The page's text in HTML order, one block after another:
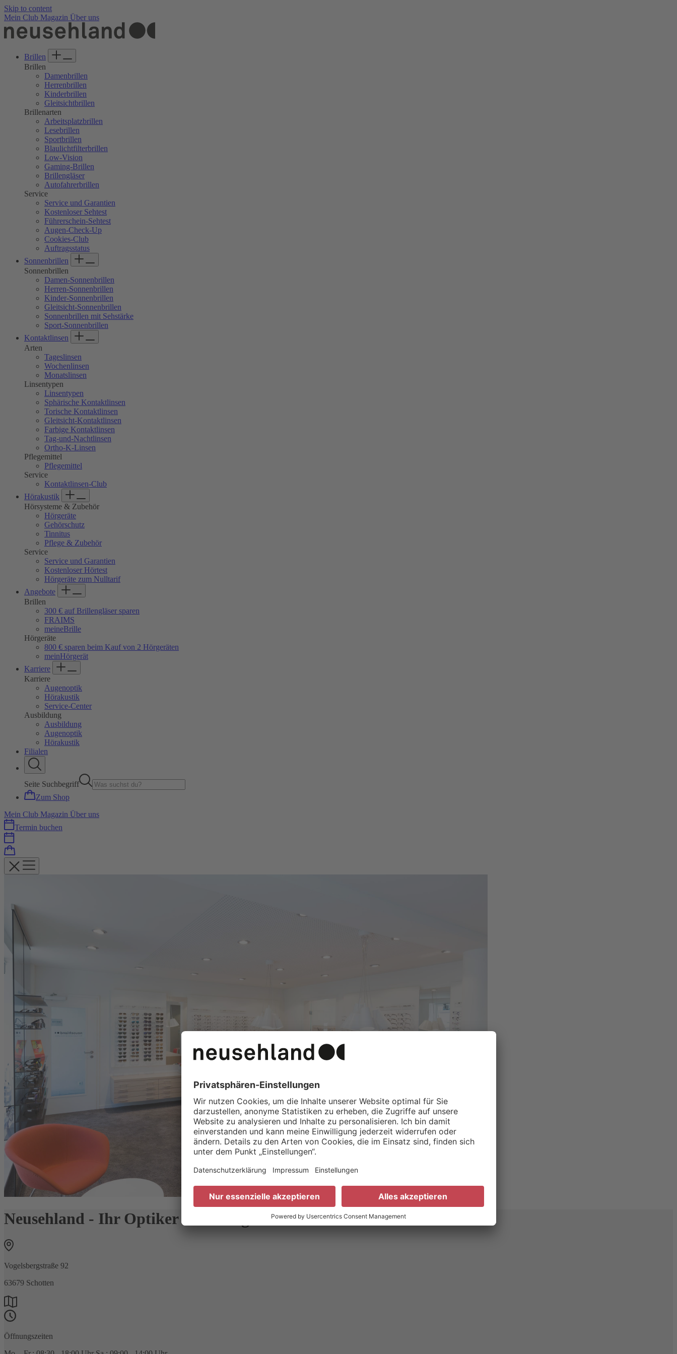
Skip to content
Mein Club Magazin Über uns
Brillen
Brillen
Damenbrillen
Herrenbrillen
Kinderbrillen
Gleitsichtbrillen
Brillenarten
Arbeitsplatzbrillen
Lesebrillen
Sportbrillen
Blaulichtfilterbrillen
Low-Vision
Gaming-Brillen
Brillengläser
Autofahrerbrillen
Service
Service und Garantien
Kostenloser Sehtest
Führerschein-Sehtest
Augen-Check-Up
Cookies-Club
Auftragsstatus
Sonnenbrillen
Sonnenbrillen
Damen-Sonnenbrillen
Herren-Sonnenbrillen
Kinder-Sonnenbrillen
Gleitsicht-Sonnenbrillen
Sonnenbrillen mit Sehstärke
Sport-Sonnenbrillen
Kontaktlinsen
Arten
Tageslinsen
Wochenlinsen
Monatslinsen
Linsentypen
Linsentypen
Sphärische Kontaktlinsen
Torische Kontaktlinsen
Gleitsicht-Kontaktlinsen
Farbige Kontaktlinsen
Tag-und-Nachtlinsen
Ortho-K-Linsen
Pflegemittel
Pflegemittel
Service
Kontaktlinsen-Club
Hörakustik
Hörsysteme & Zubehör
Hörgeräte
Gehörschutz
Tinnitus
Pflege & Zubehör
Service
Service und Garantien
Kostenloser Hörtest
Hörgeräte zum Nulltarif
Angebote
Brillen
300 € auf Brillengläser sparen
FRAIMS
meineBrille
Hörgeräte
800 € sparen beim Kauf von 2 Hörgeräten
meinHörgerät
Karriere
Karriere
Augenoptik
Hörakustik
Service-Center
Ausbildung
Ausbildung
Augenoptik
Hörakustik
Filialen
Seite Suchbegriff
Zum Shop
Mein Club Magazin Über uns
Termin buchen
Neusehland - Ihr Optiker und Hörgeräteakustiker in Schotten
Vogelsbergstraße 92
63679 Schotten
Öffnungszeiten